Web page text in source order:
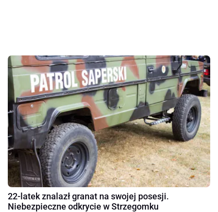
22-latek znalazł granat na swojej posesji.
Niebezpieczne odkrycie w Strzegomku